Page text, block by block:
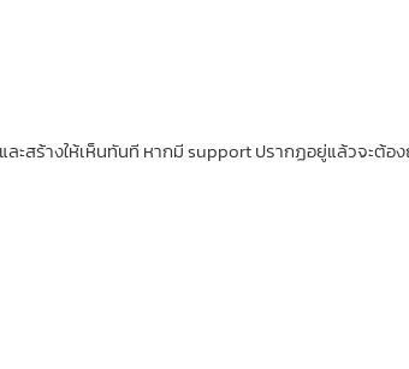
สร้างให้เห็นทันที หากมี support ปรากฏอยู่แล้วจะต้อ